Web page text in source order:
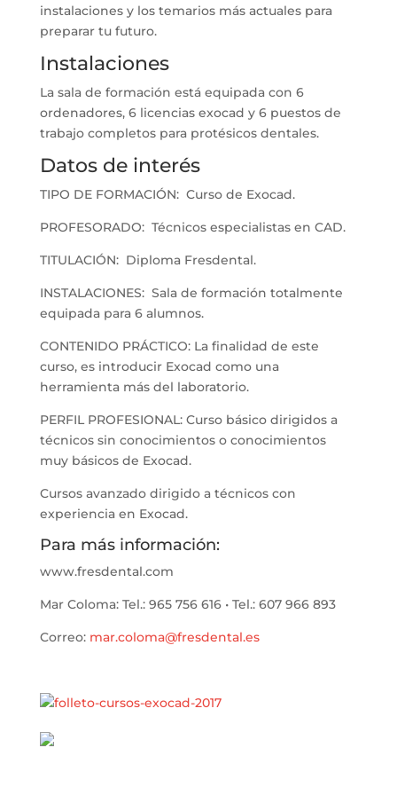
instalaciones y los temarios más actuales para
preparar tu futuro.
Instalaciones
La sala de formación está equipada con 6
ordenadores, 6 licencias exocad y 6 puestos de
trabajo completos para protésicos dentales.
Datos de interés
TIPO DE FORMACIÓN: Curso de Exocad.
PROFESORADO: Técnicos especialistas en CAD.
TITULACIÓN: Diploma Fresdental.
INSTALACIONES: Sala de formación totalmente
equipada para 6 alumnos.
CONTENIDO PRÁCTICO: La finalidad de este
curso, es introducir Exocad como una
herramienta más del laboratorio.
PERFIL PROFESIONAL: Curso básico dirigidos a
técnicos sin conocimientos o conocimientos
muy básicos de Exocad.
Cursos avanzado dirigido a técnicos con
experiencia en Exocad.
Para más información:
www.fresdental.com
Mar Coloma: Tel.: 965 756 616 • Tel.: 607 966 893
Correo: mar.coloma@fresdental.es